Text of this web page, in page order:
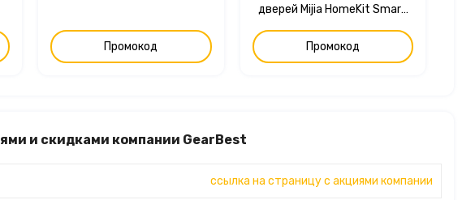
Промокод
дверей Mijia HomeKit Smart
Промокод
и скидками компании GearBest
ссылка на страницу с акциями компании